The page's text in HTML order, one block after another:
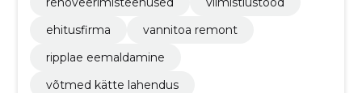
ehitusfirma
vannitoa remont
ripplae eemaldamine
võtmed kätte lahendus